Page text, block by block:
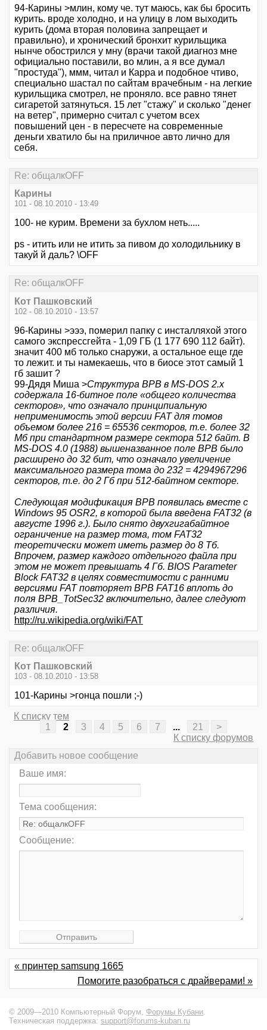
94-Карины >млин, кому че. тут маюсь, как бы бросить
курить. вроде холодно, и на улицу в лом выходить
курить (дома вторая половина запрещает и
правильно), и хронический бронхит курильщика
нынче обострился у мну (врачи такой диагноз мне
официально поставили, во млин, а я все думал
"простуда"), ммм, читал и Карра и подобное чтиво,
специально шастал по сайтам врачебным - на легкие
курильщика смотрел, не проняло. все равно тянет
сигаретой затянуться. 15 лет "стажу" и сколько "денег
на ветер", примерно считал с учетом всех
повышений цен - в пересчете на современные
деньги хватило бы на приличное авто лично для
себя.
Re: общалкOFF
Карины
101 - 08.10.2010 - 13:49
100- не курим. Времени за бухлом неть.....
ps - итить или не итить за пивом до холодильнику в
такуй й даль? \OFF
Re: общалкOFF
Кот Пашковский
102 - 08.10.2010 - 13:57
96-Карины >эээ, померил папку с инсталляхой этого
самого экспрессгейта - 1,09 ГБ (1 177 690 112 байт).
значит 400 мб только снаружи, а остальное еще где
то лежит. и ты намекаешь, что в биосе этот самый 1
гб зашит ?
99-Дядя Миша >Структура BPB в MS-DOS 2.x
содержала 16-битное поле «общего количества
секторов», что означало принципиальную
неприменимость этой версии FAT для томов
объемом более 216 = 65536 секторов, т.е. более 32
Мб при стандартном размере сектора 512 байт. В
MS-DOS 4.0 (1988) вышеназванное поле BPB было
расширено до 32 бит, что означало увеличение
максимального размера тома до 232 = 4294967296
секторов, т.е. до 2 Гб при 512-байтном секторе.
Следующая модификация BPB появилась вместе с
Windows 95 OSR2, в которой была введена FAT32 (в
августе 1996 г.). Было снято двухгигабайтное
ограничение на размер тома, том FAT32
теоретически может иметь размер до 8 Тб.
Впрочем, размер каждого отдельного файла при
этом не может превышать 4 Гб. BIOS Parameter
Block FAT32 в целях совместимости с ранними
версиями FAT повторяет BPB FAT16 вплоть до
поля BPB_TotSec32 включительно, далее следуют
различия.
http://ru.wikipedia.org/wiki/FAT
Re: общалкOFF
Кот Пашковский
103 - 08.10.2010 - 13:58
101-Карины >гонца пошли ;-)
К списку тем
1
2 3 4 5 6 7 ... 21
>
К списку форумов
Добавить новое сообщение
Ваше имя:
Тема сообщения:
Сообщение:
« принтер samsung 1665
Помогите разобраться с драйверами! »
© 2009—2010 Компьютерный Форум, Форумы Кубани.
Техническая поддержка: support@forums-kuban.ru